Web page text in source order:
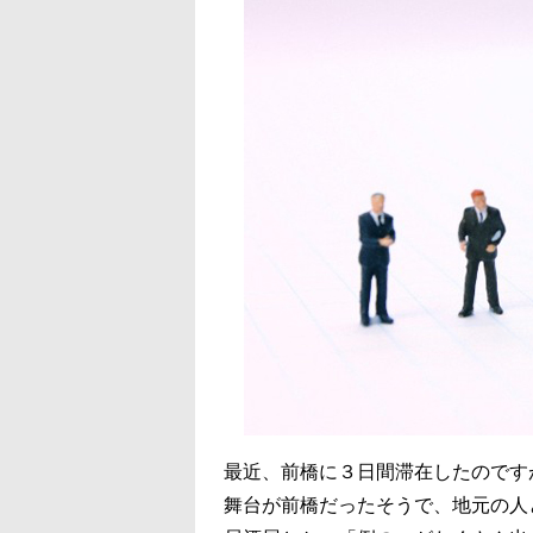
最近、前橋に３日間滞在したので
舞台が前橋だったそうで、地元の